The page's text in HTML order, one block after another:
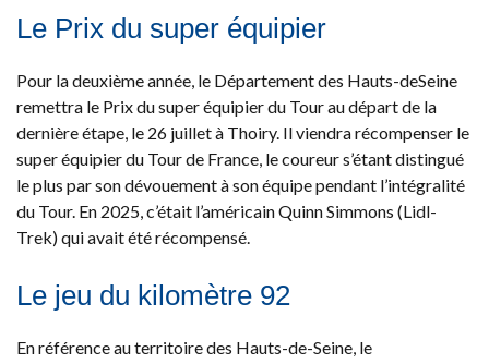
Le Prix du super équipier
Pour la deuxième année, le Département des Hauts-deSeine
remettra le Prix du super équipier du Tour au départ de la
dernière étape, le 26 juillet à Thoiry. Il viendra récompenser le
super équipier du Tour de France, le coureur s’étant distingué
le plus par son dévouement à son équipe pendant l’intégralité
du Tour. En 2025, c’était l’américain Quinn Simmons (Lidl-
Trek) qui avait été récompensé.
Le jeu du kilomètre 92
En référence au territoire des Hauts-de-Seine, le